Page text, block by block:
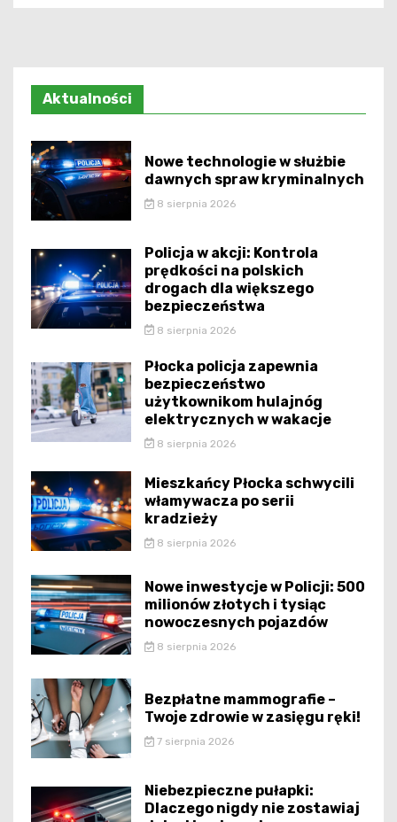
Aktualności
Nowe technologie w służbie
dawnych spraw kryminalnych
8 sierpnia 2026
Policja w akcji: Kontrola
prędkości na polskich
drogach dla większego
bezpieczeństwa
8 sierpnia 2026
Płocka policja zapewnia
bezpieczeństwo
użytkownikom hulajnóg
elektrycznych w wakacje
8 sierpnia 2026
Mieszkańcy Płocka schwycili
włamywacza po serii
kradzieży
8 sierpnia 2026
Nowe inwestycje w Policji: 500
milionów złotych i tysiąc
nowoczesnych pojazdów
8 sierpnia 2026
Bezpłatne mammografie –
Twoje zdrowie w zasięgu ręki!
7 sierpnia 2026
Niebezpieczne pułapki:
Dlaczego nigdy nie zostawiaj